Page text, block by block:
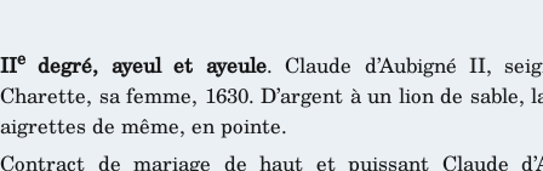
IIe degré, ayeul et ayeule. Claude d’Aubigné II,
Charette, sa femme, 1630. D’argent à un lion de sable,
aigrettes de même, en pointe.
Contract de mariage de haut et puissant Claude